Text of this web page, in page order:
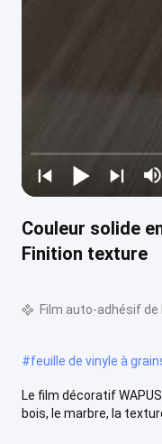
Couleur solide
Finition texture
Film auto-adhésif de
#feuille de vinyle à
Le film décoratif
bois, le marbre, la